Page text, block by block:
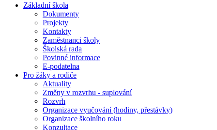
Základní škola
Dokumenty
Projekty
Kontakty
Zaměstnanci školy
Školská rada
Povinné informace
E-podatelna
Pro žáky a rodiče
Aktuality
Změny v rozvrhu - suplování
Rozvrh
Organizace vyučování (hodiny, přestávky)
Organizace školního roku
Konzultace